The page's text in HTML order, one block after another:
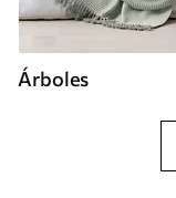
Árboles